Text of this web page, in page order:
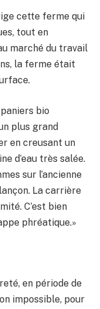
cette ferme qui
tout en
marché du travail
la ferme était
bio
plus grand
en creusant un
d’eau très salée.
sur l’ancienne
La carrière
C’est bien
phréatique.»
en période de
impossible, pour